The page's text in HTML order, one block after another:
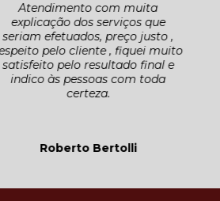
com muita
que
preço justo ,
, fiquei muito
final e
com toda